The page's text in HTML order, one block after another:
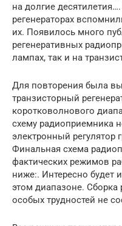
на долгие
регенераторах
их. Появилось много
регенеративных
лампах, так и на
Для повторения была
транзисторный
коротковолнового
схему радиоприемника
электронный регулятор
Финальная схема
фактических режимов
ниже:. Интересно будет
этом диапазоне. Сборка
особых трудностей не